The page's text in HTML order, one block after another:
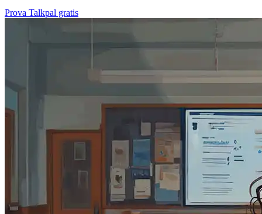
Prova Talkpal gratis